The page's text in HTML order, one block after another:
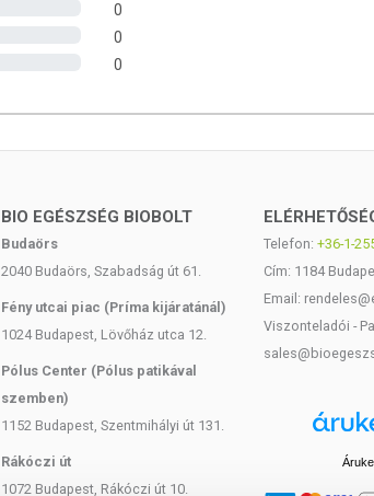
0
0
0
BIO EGÉSZSÉG BIOBOLT
Budaörs
2040 Budaörs, Szabadság út 61.
Fény utcai piac (Príma kijáratánál)
1024 Budapest, Lövőház utca 12.
Pólus Center (Pólus patikával
szemben)
1152 Budapest, Szentmihályi út 131.
Rákóczi út
1072 Budapest, Rákóczi út 10.
Telefon: +36-1-
Cím: 1184
Email:
Viszonteladói -